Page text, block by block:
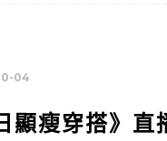
04
顯瘦穿搭》直